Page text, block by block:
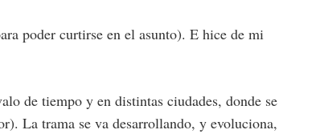
poder curtirse en el asunto). E hice de mi
de tiempo y en distintas ciudades, donde se
La trama se va desarrollando, y evoluciona,